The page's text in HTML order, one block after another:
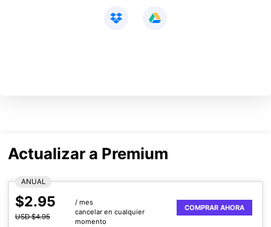
Actualizar a Premium
ANUAL
$2.95
USD $4.95
/ mes
cancelar en cualquier
momento
COMPRAR AHORA